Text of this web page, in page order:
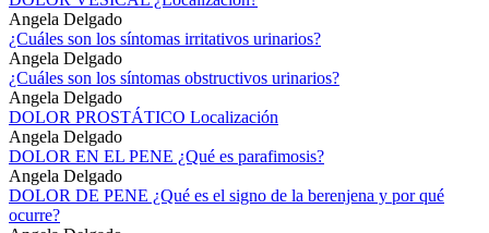
Angela Delgado
¿Cuáles son los síntomas irritativos urinarios?
Angela Delgado
¿Cuáles son los síntomas obstructivos urinarios?
Angela Delgado
DOLOR PROSTÁTICO Localización
Angela Delgado
DOLOR EN EL PENE ¿Qué es parafimosis?
Angela Delgado
DOLOR DE PENE ¿Qué es el signo de la berenjena y por qué
ocurre?